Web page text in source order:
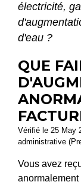
électricité,
d'eau ?
QUE
Vérifié le 25 May
administrative
Vous avez